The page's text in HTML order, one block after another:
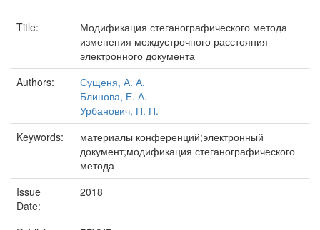
Title:
Модификация стеганографического метода
изменения междустрочного расстояния
электронного документа
Authors:
Сущеня, А. А.
Блинова, Е. А.
Урбанович, П. П.
Keywords:
материалы конференций;электронный
документ;модификация стеганографического
метода
Issue
Date:
2018